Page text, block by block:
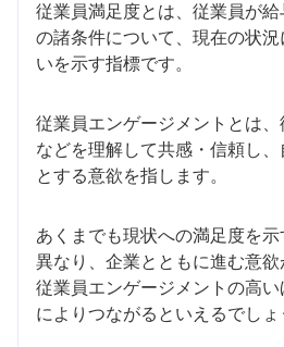
従業員満足度とは、従業員が
の諸条件について、現在の状
いを示す指標です。
従業員エンゲージメントとは
などを理解して共感・信頼し
とする意欲を指します。
あくまでも現状への満足度を
異なり、企業とともに進む意欲
従業員エンゲージメントの高
によりつながるといえるでしょ